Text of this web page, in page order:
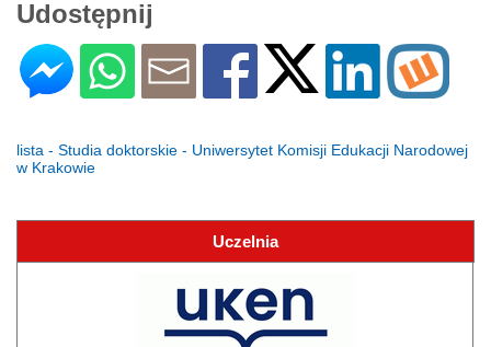
Udostępnij
lista - Studia doktorskie - Uniwersytet Komisji Edukacji Narodowej
w Krakowie
Uczelnia